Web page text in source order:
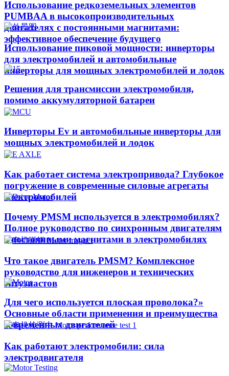
Использование редкоземельных элементов
PUMBAA в высокопроизводительных
двигателях с постоянными магнитами:
эффективное обеспечение будущего
Использование пиковой мощности: инверторы
для электромобилей и автомобильные
инверторы для мощных электромобилей и лодок
Решения для трансмиссии электромобиля,
помимо аккумуляторной батареи
Инверторы Ev и автомобильные инверторы для
мощных электромобилей и лодок
Как работает система электропривода? Глубокое
погружение в современные силовые агрегаты
электромобилей
Почему PMSM используется в электромобилях?
Полное руководство по синхронным двигателям
с постоянными магнитами в электромобилях
Что такое двигатель PMSM? Комплексное
руководство для инженеров и технических
энтузиастов
Для чего используется плоская проволока?»
Основные области применения и преимущества
современных двигателей
Как работают электромобили: сила
электродвигателя